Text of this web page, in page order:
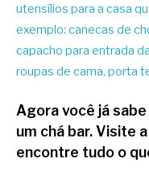
utensílios para a casa
exemplo: canecas de
capacho para entrada
roupas de cama, porta
Agora você já
um chá bar.Visite
encontre tudo o